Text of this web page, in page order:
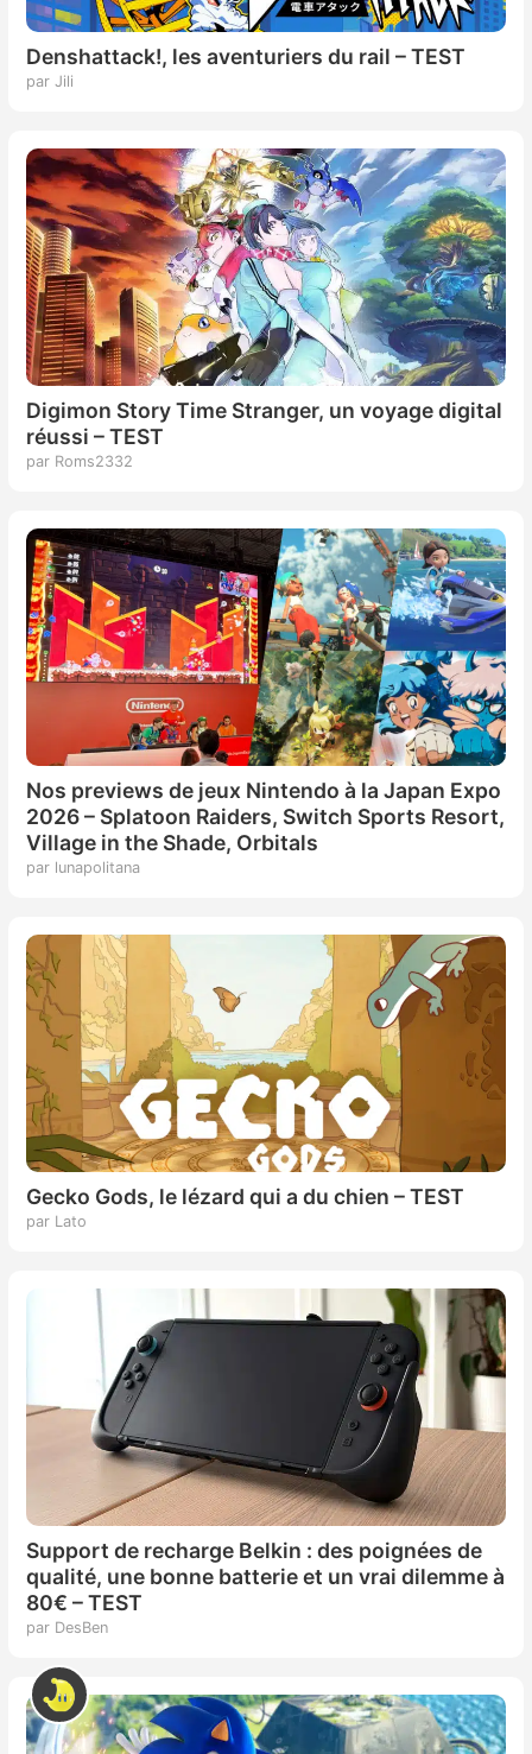
Denshattack!, les aventuriers du rail – TEST
par Jili
Digimon Story Time Stranger, un voyage digital
réussi – TEST
par Roms2332
Nos previews de jeux Nintendo à la Japan Expo
2026 – Splatoon Raiders, Switch Sports Resort,
Village in the Shade, Orbitals
par lunapolitana
Gecko Gods, le lézard qui a du chien – TEST
par Lato
Support de recharge Belkin : des poignées de
qualité, une bonne batterie et un vrai dilemme à
80€ – TEST
par DesBen